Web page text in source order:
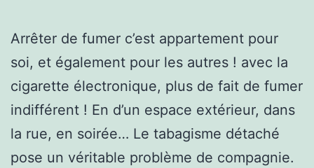
Arrêter de fumer c’est appartement pour
soi, et également pour les autres ! avec la
cigarette électronique, plus de fait de fumer
indifférent ! En d’un espace extérieur, dans
la rue, en soirée… Le tabagisme détaché
pose un véritable problème de compagnie.